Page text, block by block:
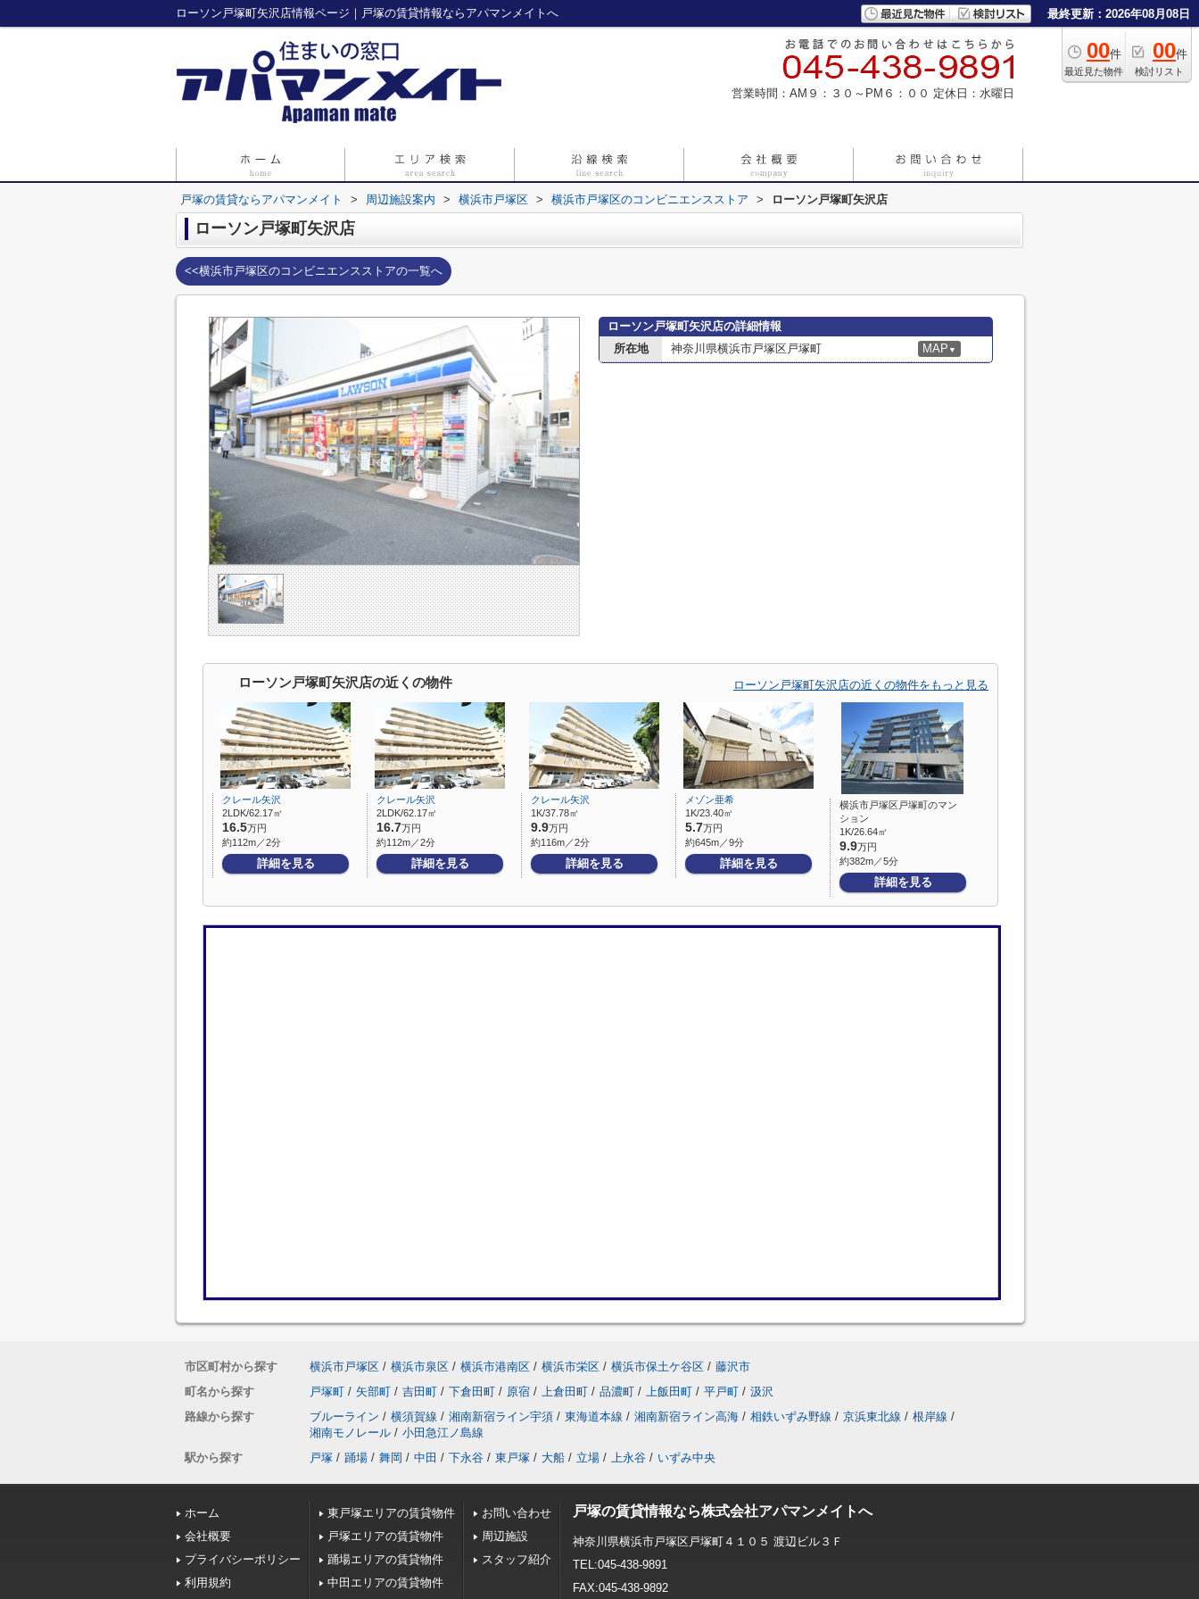
ローソン戸塚町矢沢店情報ページ｜戸塚の賃貸情報ならアパマンメイトへ 最終更新：2026年08月08日
00件
最近見た物件
00件
検討リスト
営業時間：AM９：３０～PM６：００ 定休日：水曜日
戸塚の賃貸ならアパマンメイト > 周辺施設案内 > 横浜市戸塚区 > 横浜市戸塚区のコンビニエンスストア > ローソン戸塚町矢沢店
ローソン戸塚町矢沢店
<<横浜市戸塚区のコンビニエンスストアの一覧へ
ローソン戸塚町矢沢店の詳細情報
所在地
神奈川県横浜市戸塚区戸塚町 MAP ▼
ローソン戸塚町矢沢店の近くの物件 ローソン戸塚町矢沢店の近くの物件をもっと見る
クレール矢沢
2LDK/62.17㎡
16.5万円
約112m／2分
詳細を見る
クレール矢沢
2LDK/62.17㎡
16.7万円
約112m／2分
詳細を見る
クレール矢沢
1K/37.78㎡
9.9万円
約116m／2分
詳細を見る
メゾン亜希
1K/23.40㎡
5.7万円
約645m／9分
詳細を見る
横浜市戸塚区戸塚町のマン
ション
1K/26.64㎡
9.9万円
約382m／5分
詳細を見る
市区町村から探す 横浜市戸塚区 / 横浜市泉区 / 横浜市港南区 / 横浜市栄区 / 横浜市保土ケ谷区 / 藤沢市
町名から探す
戸塚町 / 矢部町 / 吉田町 / 下倉田町 / 原宿 / 上倉田町 / 品濃町 / 上飯田町 / 平戸町 / 汲沢
路線から探す
ブルーライン / 横須賀線 / 湘南新宿ライン宇須 / 東海道本線 / 湘南新宿ライン高海 / 相鉄いずみ野線 / 京浜東北線 / 根岸線 /
湘南モノレール / 小田急江ノ島線
駅から探す
戸塚 / 踊場 / 舞岡 / 中田 / 下永谷 / 東戸塚 / 大船 / 立場 / 上永谷 / いずみ中央
ホーム
会社概要
プライバシーポリシー
利用規約
東戸塚エリアの賃貸物件
戸塚エリアの賃貸物件
踊場エリアの賃貸物件
中田エリアの賃貸物件
お問い合わせ
周辺施設
スタッフ紹介
戸塚の賃貸情報なら株式会社アパマンメイトへ
神奈川県横浜市戸塚区戸塚町４１０５ 渡辺ビル３Ｆ
TEL:045-438-9891
FAX:045-438-9892